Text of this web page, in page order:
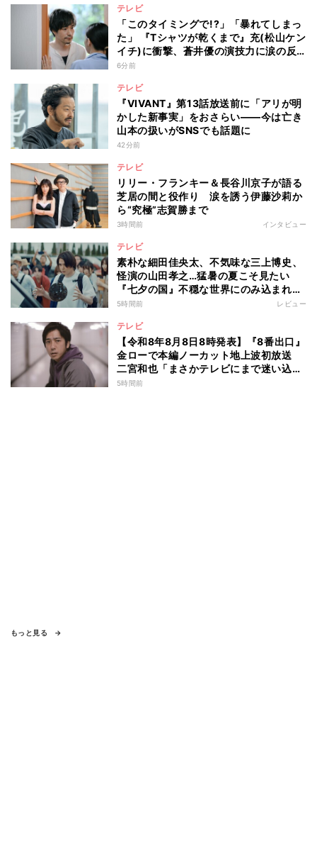
テレビ
「このタイミングで!?」「暴れてしまっ
た」 『Tシャツが乾くまで』充(松山ケン
イチ)に衝撃、蒼井優の演技力に涙の反
響も
6分前
テレビ
『VIVANT』第13話放送前に「アリが明
かした新事実」をおさらい――今は亡き
山本の扱いがSNSでも話題に
42分前
テレビ
リリー・フランキー＆長谷川京子が語る
芝居の間と役作り 涙を誘う伊藤沙莉か
ら“究極”志賀勝まで
3時間前 インタビュー
テレビ
素朴な細田佳央太、不気味な三上博史、
怪演の山田孝之…猛暑の夏こそ見たい
『七夕の国』不穏な世界にのみ込まれる
超常ミステリー
5時間前 レビュー
テレビ
【令和8年8月8日8時発表】『8番出口』
金ローで本編ノーカット地上波初放送
二宮和也「まさかテレビにまで迷い込ん
でしまうとは」
5時間前
もっと見る